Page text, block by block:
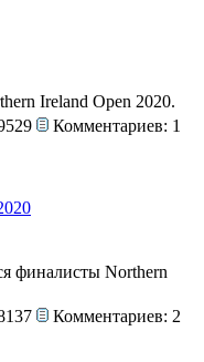
Ireland Open 2020.
Комментариев: 1
финалисты Northern
Комментариев: 2